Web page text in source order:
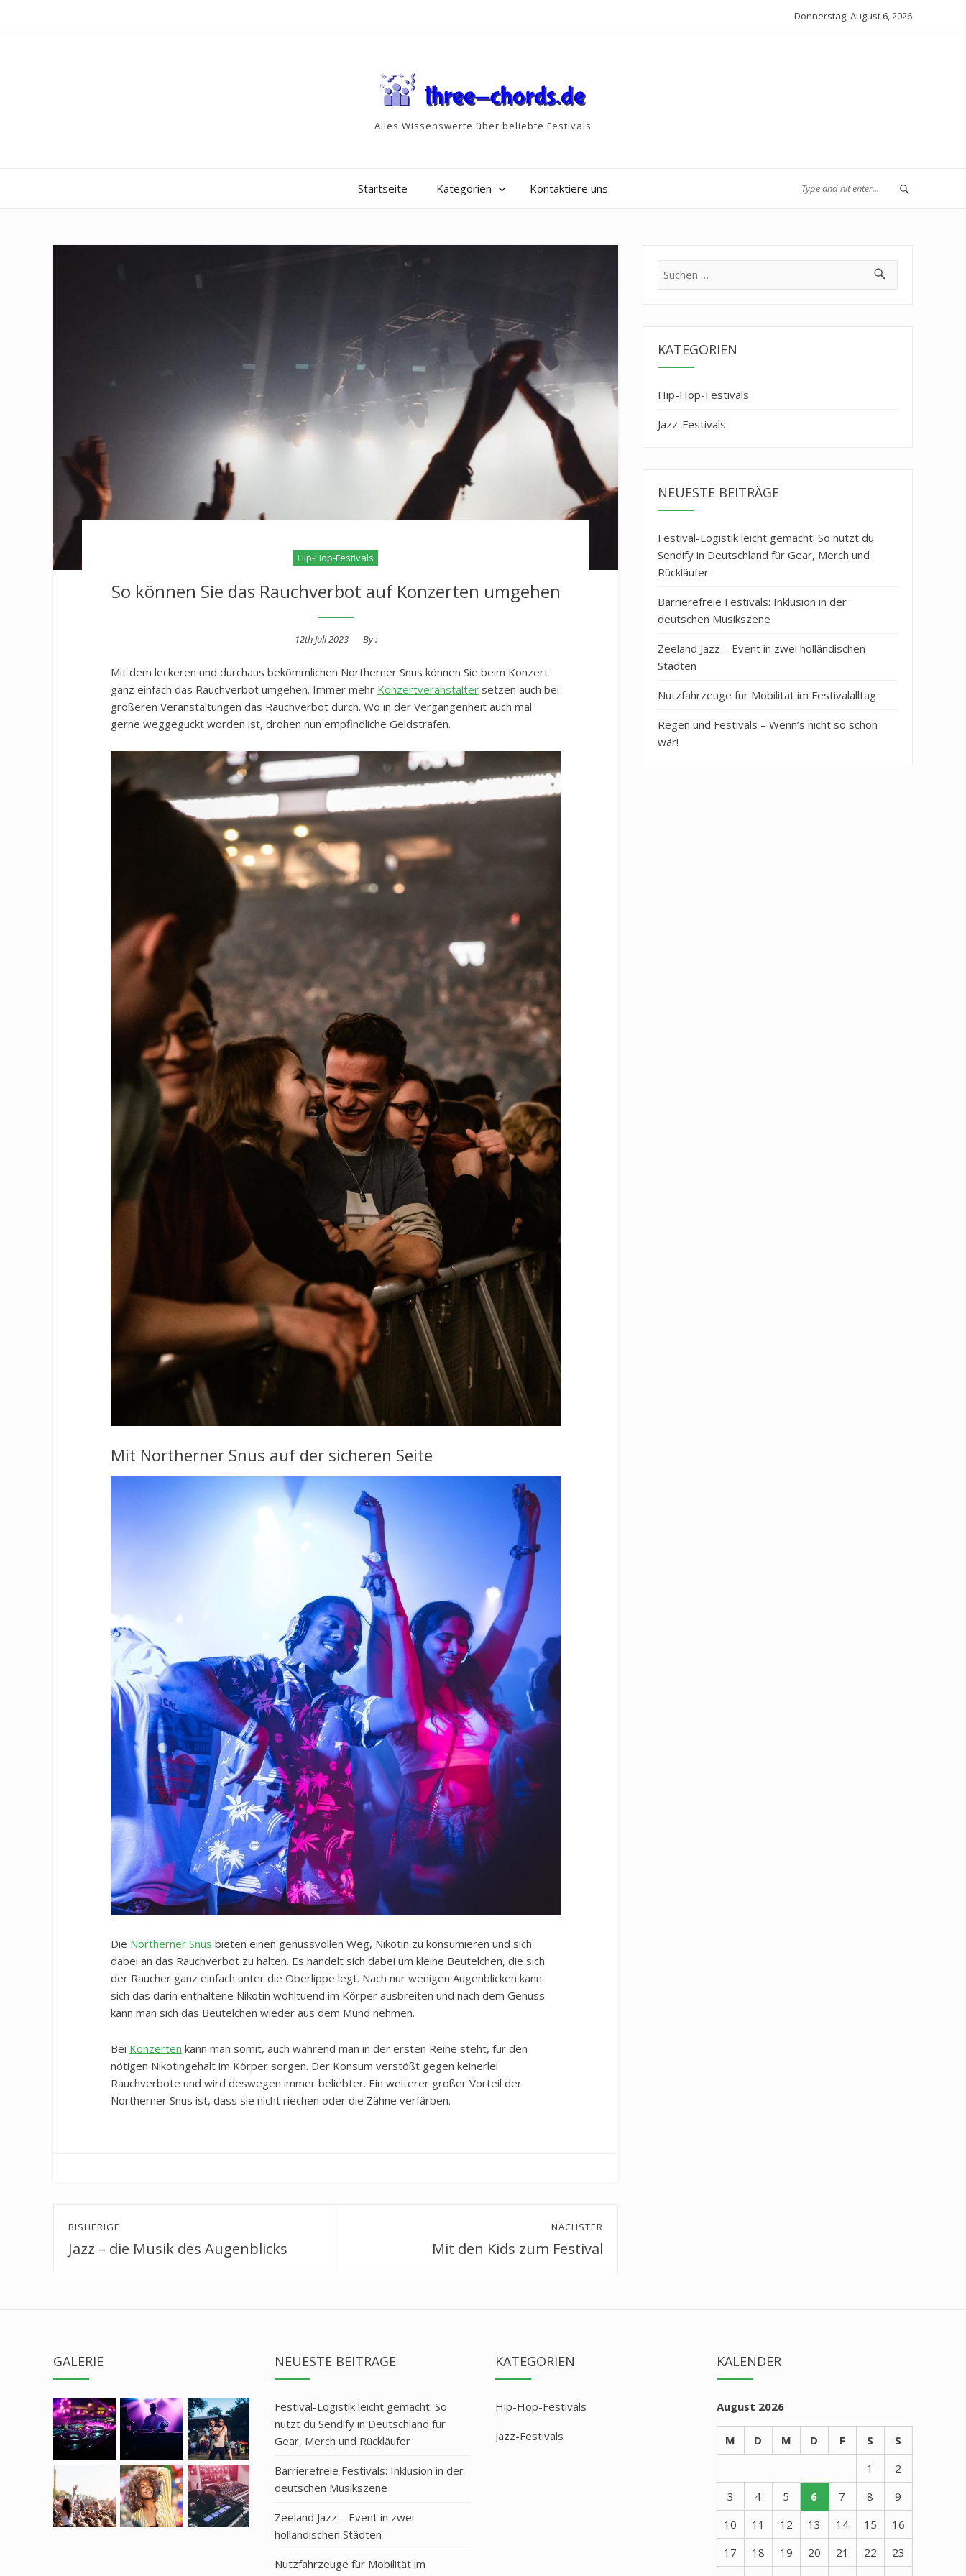
Donnerstag, August 6, 2026
Alles Wissenswerte über beliebte Festivals
Startseite Kategorien Kontaktiere uns
Hip-Hop-Festivals
So können Sie das Rauchverbot auf Konzerten umgehen
Posted
12th Juli 2023 By :
Mit dem leckeren und durchaus bekömmlichen Northerner Snus können Sie beim Konzert
ganz einfach das Rauchverbot umgehen. Immer mehr Konzertveranstalter setzen auch bei
größeren Veranstaltungen das Rauchverbot durch. Wo in der Vergangenheit auch mal
gerne weggeguckt worden ist, drohen nun empfindliche Geldstrafen.
Mit Northerner Snus auf der sicheren Seite
Die Northerner Snus bieten einen genussvollen Weg, Nikotin zu konsumieren und sich
dabei an das Rauchverbot zu halten. Es handelt sich dabei um kleine Beutelchen, die sich
der Raucher ganz einfach unter die Oberlippe legt. Nach nur wenigen Augenblicken kann
sich das darin enthaltene Nikotin wohltuend im Körper ausbreiten und nach dem Genuss
kann man sich das Beutelchen wieder aus dem Mund nehmen.
Bei Konzerten kann man somit, auch während man in der ersten Reihe steht, für den
nötigen Nikotingehalt im Körper sorgen. Der Konsum verstößt gegen keinerlei
Rauchverbote und wird deswegen immer beliebter. Ein weiterer großer Vorteil der
Northerner Snus ist, dass sie nicht riechen oder die Zähne verfärben.
Beitragsnavigation
BISHERIGE
Previous
Jazz – die Musik des Augenblicks
NÄCHSTER
Mit den Kids zum Festival
Suche
KATEGORIEN
Hip-Hop-Festivals
Jazz-Festivals
NEUESTE BEITRÄGE
Festival-Logistik leicht gemacht: So nutzt du
Sendify in Deutschland für Gear, Merch und
Rückläufer
Barrierefreie Festivals: Inklusion in der
deutschen Musikszene
Zeeland Jazz – Event in zwei holländischen
Städten
Nutzfahrzeuge für Mobilität im Festivalalltag
Regen und Festivals – Wenn’s nicht so schön
wär!
GALERIE NEUESTE BEITRÄGE
Festival-Logistik leicht gemacht: So
nutzt du Sendify in Deutschland für
Gear, Merch und Rückläufer
Barrierefreie Festivals: Inklusion in der
deutschen Musikszene
Zeeland Jazz – Event in zwei
holländischen Städten
Nutzfahrzeuge für Mobilität im
KATEGORIEN
Hip-Hop-Festivals
Jazz-Festivals
KALENDER
August 2026
M D M D F S
S
1
2
3
4 5 6 7 8
9
10
11 12 13 14 15
16
17
18 19 20 21 22
23